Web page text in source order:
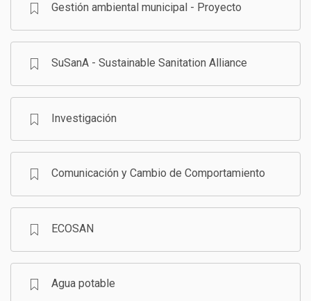
Gestión ambiental municipal - Proyecto
SuSanA - Sustainable Sanitation Alliance
Investigación
Comunicación y Cambio de Comportamiento
ECOSAN
Agua potable